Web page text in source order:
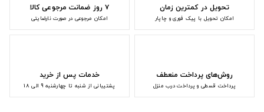
تحویل در کمترین زمان
امکان تحویل با پیک فوری و چاپار
۷ روز ضمانت مرجوعی کالا
امکان مرجوعی در صورت نارضایتی
روش‌های پرداخت منعطف
پرداخت قسطی و پرداخت درب منزل
خدمات پس از خرید
پشتیبانی از شنبه تا چهارشنبه 9 الی 18